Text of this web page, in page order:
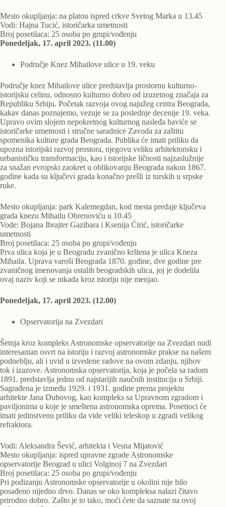
Mesto okupljanja: na platou ispred crkve Svetog Marka u 13.45
Vodi: Hajna Tucić, istoričarka umetnosti
Broj posetilaca: 25 osoba po grupi/vođenju
Ponedeljak, 17. april 2023. (11.00)
Područje Knez Mihailove ulice u 19. veku
Područje knez Mihailove ulice predstavlja prostornu kulturno-
istorijsku celinu, odnosno kulturno dobro od izuzetnog značaja za
Republiku Srbiju. Početak razvoja ovog najužeg centra Beograda,
kakav danas poznajemo, vezuje se za poslednje decenije 19. veka.
Upravo ovim slojem nepokretnog kulturnog nasleđa baviće se
istoričarke umetnosti i stručne saradnice Zavoda za zaštitu
spomenika kulture grada Beograda. Publika će imati priliku da
upozna istorijski razvoj prostora, njegovu veliku arhitektonsku i
urbanističku transformaciju, kao i istorijske ličnosti najzaslužnije
za snažan evropski zaokret u oblikovanju Beograda nakon 1867.
godine kada su ključevi grada konačno prešli iz turskih u srpske
ruke.
Mesto okupljanja: park Kalemegdan, kod mesta predaje ključeva
grada knezu Mihailu Obrenoviću u 10.45
Vode: Bojana Ibrajter Gazibara i Ksenija Ćirić, istoričarke
umetnosti
Broj posetilaca: 25 osoba po grupi/vođenju
Prva ulica koja je u Beogradu zvanično krštena je ulica Kneza
Mihaila. Uprava varoši Beograda 1870. godine, dve godine pre
zvaničnog imenovanja ostalih beogradskih ulica, joj je dodelila
ovaj naziv koji se nikada kroz istoriju nije menjao.
Ponedeljak, 17. april 2023. (12.00)
Opservatorija na Zvezdari
Šetnja kroz kompleks Astronomske opservatorije na Zvezdari nudi
interesantan osvrt na istoriju i razvoj astronomske prakse na našem
podneblju, ali i uvid u izvedene radove na ovom zdanju, njihov
tok i izazove. Astronomska opservatorija, koja je počela sa radom
1891. predstavlja jednu od najstarijih naučnih institucija u Srbiji.
Sagrađena je između 1929. i 1931. godine prema projektu
arhitekte Jana Dubovog, kao kompleks sa Upravnom zgradom i
paviljonima u koje je smeštena astronomska oprema. Posetioci će
imati jedinstvenu priliku da vide veliki teleskop u zgradi velikog
refraktora.
Vodi: Aleksandra Šević, arhitekta i Vesna Mijatović
Mesto okupljanja: ispred upravne zgrade Astronomske
opservatorije Beograd u ulici Volginoj 7 na Zvezdari
Broj posetilaca: 25 osoba po grupi/vođenju
Pri podizanju Astronomske opservatorije u okolini nije bilo
posađeno nijedno drvo. Danas se oko kompleksa nalazi čitavo
prirodno dobro. Zašto je to tako, moći ćete da saznate na ovoj